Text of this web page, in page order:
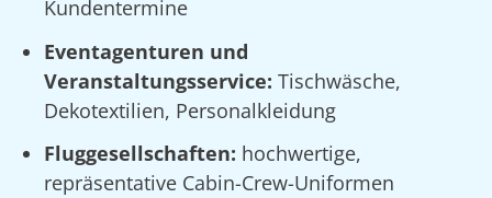
Kundentermine
Eventagenturen und
Veranstaltungsservice: Tischwäsche,
Dekotextilien, Personalkleidung
Fluggesellschaften: hochwertige,
repräsentative Cabin-Crew-Uniformen